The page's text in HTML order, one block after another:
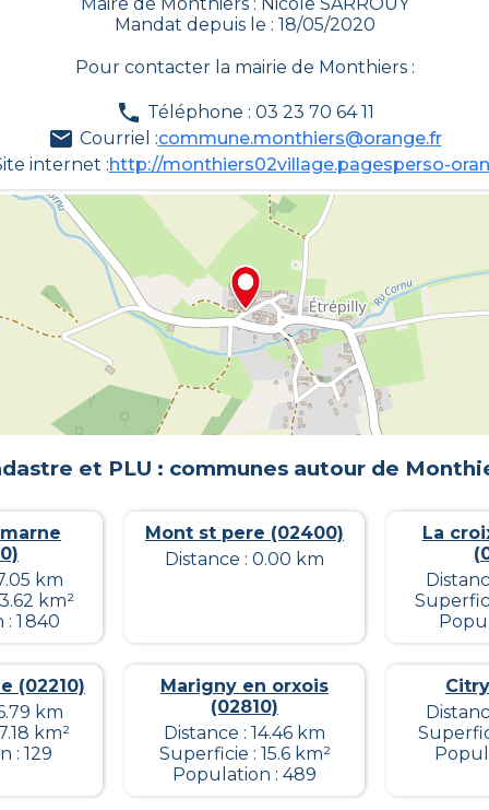
Mandat depuis le : 18/05/2020
Pour contacter la mairie de Monthiers:
Téléphone : 03 23 70 64 11
Courriel :commune.monthiers@orange.fr
internet :http://monthiers02village.pagesperso-
et PLU : communes autour de
km
km²
1 840
Mont st pere (02400)
Distance : 0.00 km
La
(02210)
km
km²
: 129
Marigny en orxois
(02810)
Distance : 14.46 km
Superficie : 15.6 km²
Population : 489